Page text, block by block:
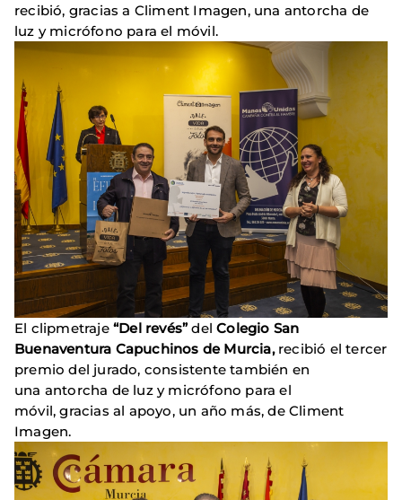
recibió, gracias a Climent Imagen, una antorcha de
luz y micrófono para el móvil.
El clipmetraje“Del revés”delColegio San
Buenaventura Capuchinos de Murcia,recibió el tercer
premio del jurado, consistente también en
una antorcha de luz y micrófono para el
móvil, gracias al apoyo, un año más, de Climent
Imagen.